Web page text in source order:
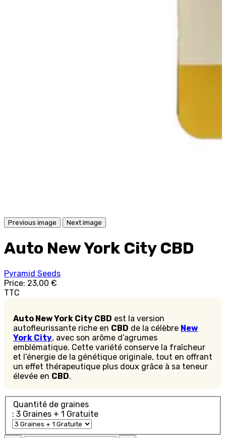
Previous image Next image
Auto New York City CBD
Pyramid Seeds
Price: 23,00 €
TTC
Auto New York City CBD est la version
autofleurissante riche en CBD de la célèbre New
York City, avec son arôme d’agrumes
emblématique. Cette variété conserve la fraîcheur
et l’énergie de la génétique originale, tout en offrant
un effet thérapeutique plus doux grâce à sa teneur
élevée en CBD.
Quantité de graines
: 3 Graines + 1 Gratuite